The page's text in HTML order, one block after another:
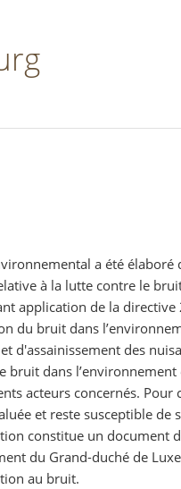
a été élaboré
à la lutte contre le
application de la directive
du bruit dans
d'assainissement des
bruit dans l’environnement
acteurs concernés. Pour
et reste susceptible de
constitue un document
du Grand-duché de
au bruit.